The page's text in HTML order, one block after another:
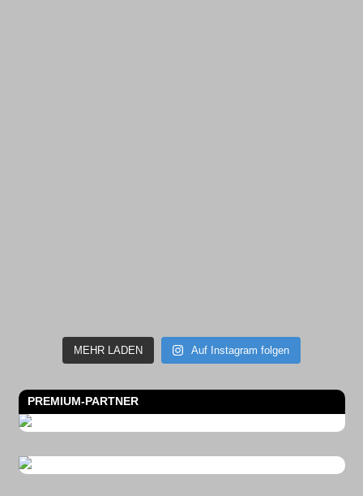
MEHR LADEN Auf Instagram folgen
PREMIUM-PARTNER